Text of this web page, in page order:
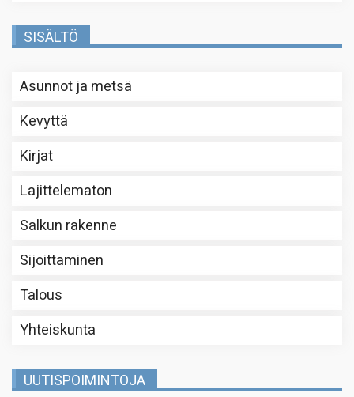
SISÄLTÖ
Asunnot ja metsä
Kevyttä
Kirjat
Lajittelematon
Salkun rakenne
Sijoittaminen
Talous
Yhteiskunta
UUTISPOIMINTOJA